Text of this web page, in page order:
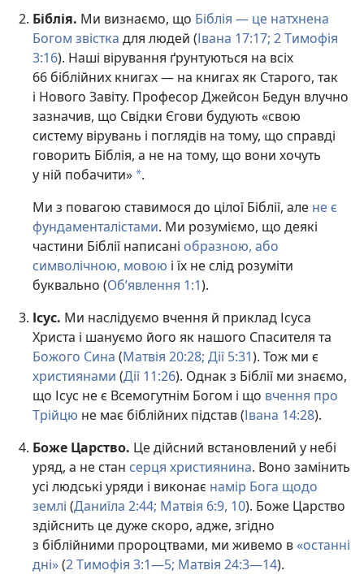
Біблія. Ми визнаємо, що Біблія — це натхнена
Богом звістка для людей (Івана 17:17; 2 Тимофія
3:16). Наші вірування ґрунтуються на всіх
66 біблійних книгах — на книгах як Старого, так
і Нового Завіту. Професор Джейсон Бедун влучно
зазначив, що Свідки Єгови будують «свою
систему вірувань і поглядів на тому, що справді
говорить Біблія, а не на тому, що вони хочуть
у ній побачити» a.
Ми з повагою ставимося до цілої Біблії, але не є
фундаменталістами. Ми розуміємо, що деякі
частини Біблії написані образною, або
символічною, мовою і їх не слід розуміти
буквально (Об’явлення 1:1).
Ісус. Ми наслідуємо вчення й приклад Ісуса
Христа і шануємо його як нашого Спасителя та
Божого Сина (Матвія 20:28; Дії 5:31). Тож ми є
християнами (Дії 11:26). Однак з Біблії ми знаємо,
що Ісус не є Всемогутнім Богом і що вчення про
Трійцю не має біблійних підстав (Івана 14:28).
Боже Царство. Це дійсний встановлений у небі
уряд, а не стан серця християнина. Воно замінить
усі людські уряди і виконає намір Бога щодо
землі (Даниїла 2:44; Матвія 6:9, 10). Боже Царство
здійснить це дуже скоро, адже, згідно
з біблійними пророцтвами, ми живемо в«останні
дні»(2 Тимофія 3:1—5; Матвія 24:3—14).